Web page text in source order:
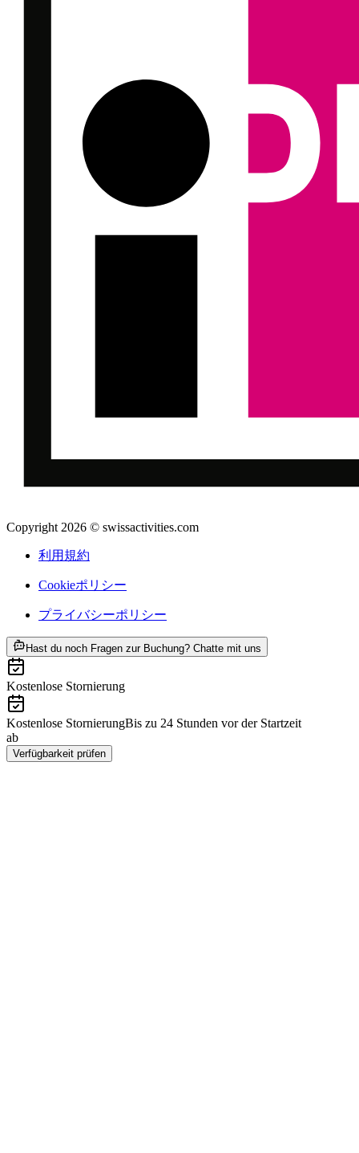
Copyright 2026 © swissactivities.com
利用規約
Cookieポリシー
プライバシーポリシー
Hast du noch Fragen zur Buchung? Chatte mit uns
Kostenlose Stornierung
Kostenlose StornierungBis zu 24 Stunden vor der Startzeit
ab
Verfügbarkeit prüfen